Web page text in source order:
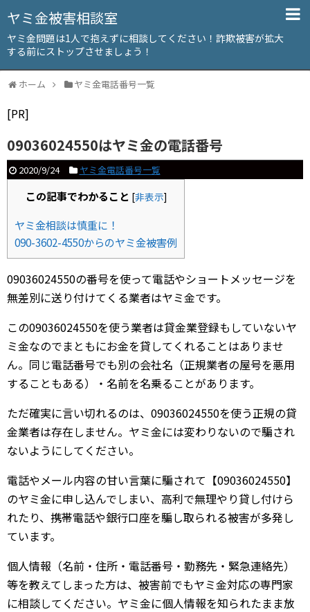
ヤミ金被害相談室
ヤミ金問題は1人で抱えずに相談してください！詐欺被害が拡大
する前にストップさせましょう！
ホーム ヤミ金電話番号一覧
[PR]
09036024550はヤミ金の電話番号
2020/9/24 ヤミ金電話番号一覧
この記事でわかること [非表示]
ヤミ金相談は慎重に！
090-3602-4550からのヤミ金被害例
09036024550の番号を使って電話やショートメッセージを
無差別に送り付けてくる業者はヤミ金です。
この09036024550を使う業者は貸金業登録もしていないヤ
ミ金なのでまともにお金を貸してくれることはありませ
ん。同じ電話番号でも別の会社名（正規業者の屋号を悪用
することもある）・名前を名乗ることがあります。
ただ確実に言い切れるのは、09036024550を使う正規の貸
金業者は存在しません。ヤミ金には変わりないので騙され
ないようにしてください。
電話やメール内容の甘い言葉に騙されて【09036024550】
のヤミ金に申し込んでしまい、高利で無理やり貸し付けら
れたり、携帯電話や銀行口座を騙し取られる被害が多発し
ています。
個人情報（名前・住所・電話番号・勤務先・緊急連絡先）
等を教えてしまった方は、被害前でもヤミ金対応の専門家
に相談してください。ヤミ金に個人情報を知られたまま放